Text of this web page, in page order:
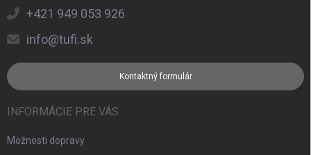
+421 949 053 926
info@tufi.sk
Kontaktný formulár
INFORMÁCIE PRE VÁS
Možnosti dopravy